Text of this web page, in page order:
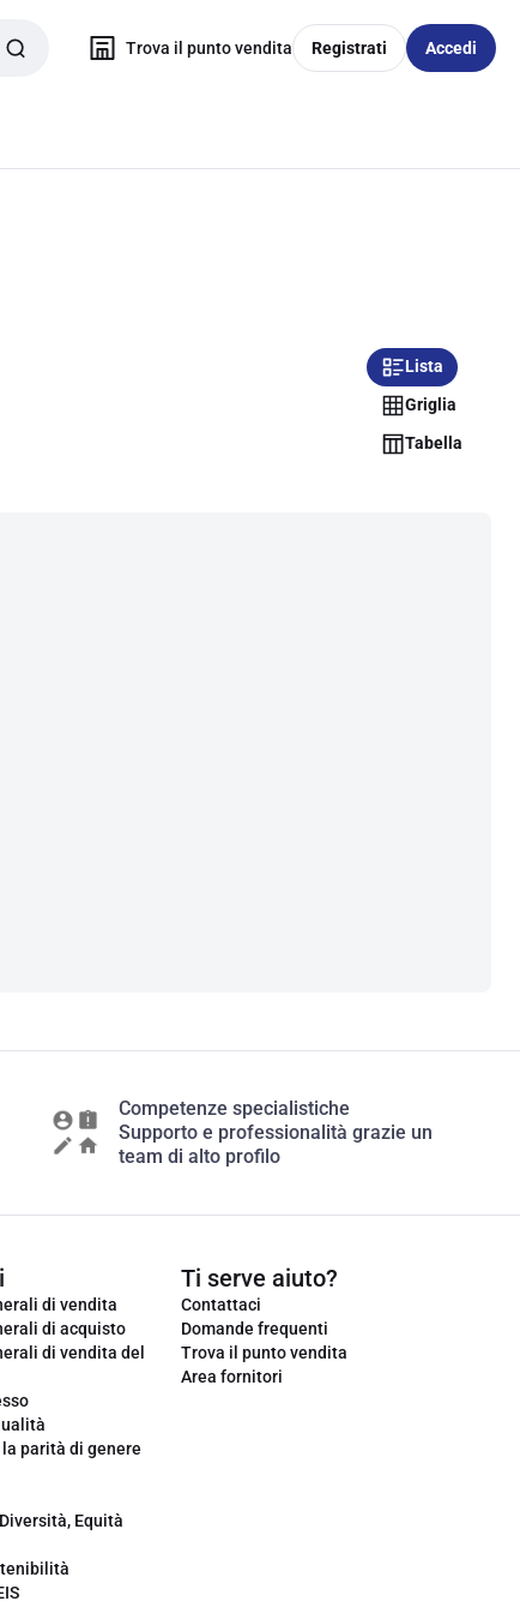
Trova il punto vendita Registrati Accedi
Lista
Griglia
Tabella
Competenze specialistiche
Supporto e professionalità grazie un
team di alto profilo
di vendita
di acquisto
di vendita del
parità di genere
Equità
Ti serve aiuto?
Contattaci
Domande frequenti
Trova il punto vendita
Area fornitori